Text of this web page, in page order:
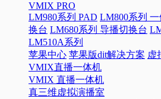
VMIX PRO
LM980系列 PAD LM800系列
换台 LM680系列 导播切换台
LM510A系列
苹果中心 苹果版dit解决方案 虚
VMIX直播一体机
VMIX 直播一体机
真三维虚拟演播室